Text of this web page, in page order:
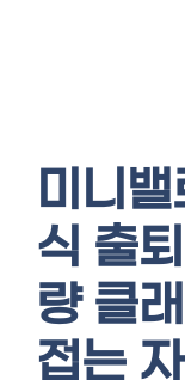
미니밸
식 출
량 클
접는